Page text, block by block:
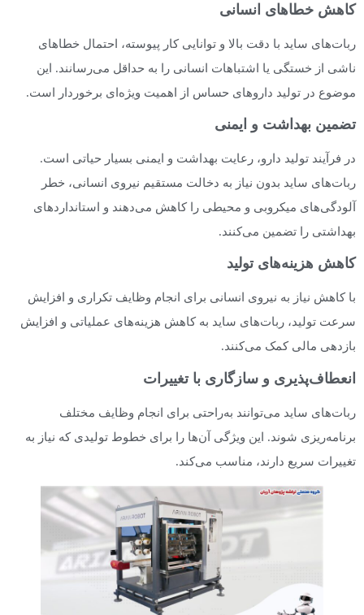
کاهش خطاهای انسانی
ربات‌های ساید با دقت بالا و توانایی کار پیوسته، احتمال خطاهای
ناشی از خستگی یا اشتباهات انسانی را به حداقل می‌رسانند. این
موضوع در تولید داروهای حساس از اهمیت ویژه‌ای برخوردار است.
تضمین بهداشت و ایمنی
در فرآیند تولید دارو، رعایت بهداشت و ایمنی بسیار حیاتی است.
ربات‌های ساید بدون نیاز به دخالت مستقیم نیروی انسانی، خطر
آلودگی‌های میکروبی و محیطی را کاهش می‌دهند و استانداردهای
بهداشتی را تضمین می‌کنند.
کاهش هزینه‌های تولید
با کاهش نیاز به نیروی انسانی برای انجام وظایف تکراری و افزایش
سرعت تولید، ربات‌های ساید به کاهش هزینه‌های عملیاتی و افزایش
بازدهی مالی کمک می‌کنند.
انعطاف‌پذیری و سازگاری با تغییرات
ربات‌های ساید می‌توانند به‌راحتی برای انجام وظایف مختلف
برنامه‌ریزی شوند. این ویژگی آن‌ها را برای خطوط تولیدی که نیاز به
تغییرات سریع دارند، مناسب می‌کند.